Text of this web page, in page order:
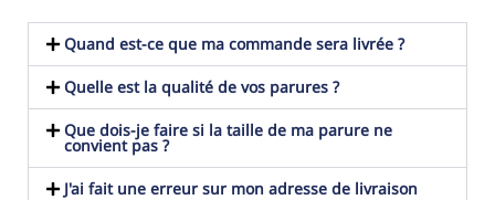
Quand est-ce que ma commande sera livrée ?
Quelle est la qualité de vos parures ?
Que dois-je faire si la taille de ma parure ne
convient pas ?
J'ai fait une erreur sur mon adresse de livraison